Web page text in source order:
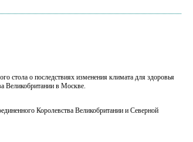
стола о последствиях изменения климата для здоровья
Великобритании в Москве.
Королевства Великобритании и Северной